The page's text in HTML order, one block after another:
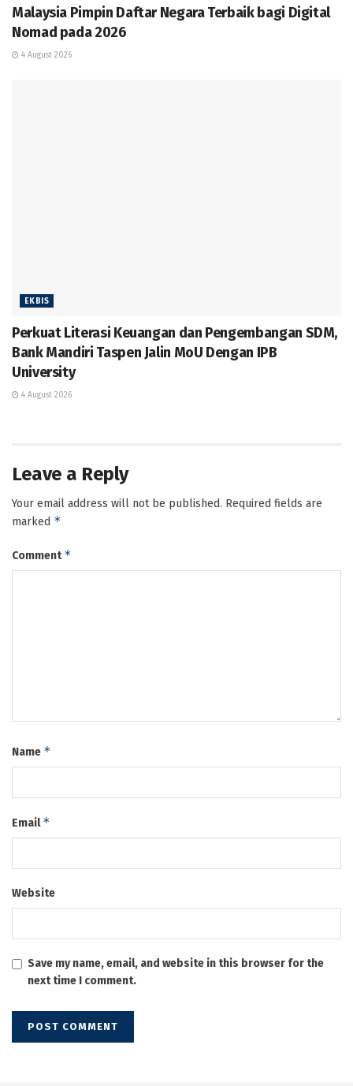
Malaysia Pimpin Daftar Negara Terbaik bagi Digital
Nomad pada 2026
4 August 2026
EKBIS
Perkuat Literasi Keuangan dan Pengembangan SDM,
Bank Mandiri Taspen Jalin MoU Dengan IPB
University
4 August 2026
Leave a Reply
Your email address will not be published. Required fields are
marked *
Comment*
Name *
Email*
Website
Save my name, email, and website in this browser for the
next time I comment.